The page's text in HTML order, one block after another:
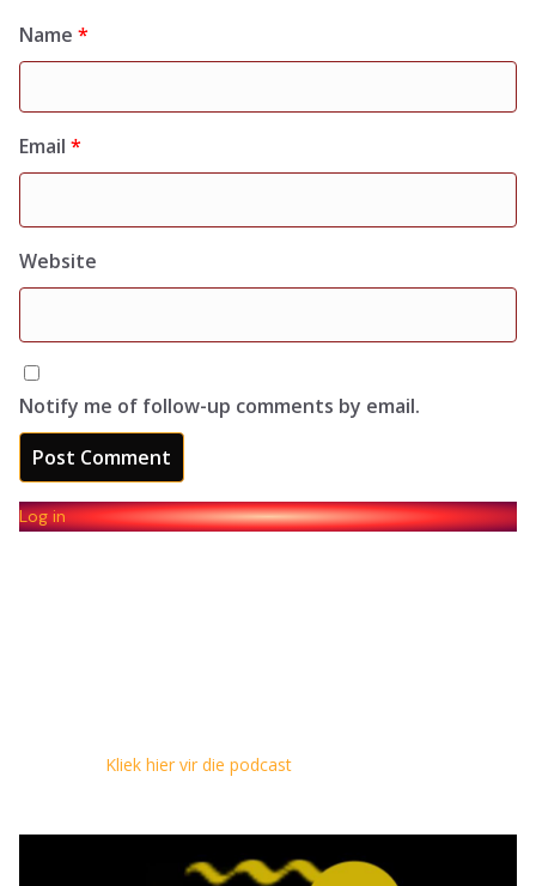
Name *
Email *
Website
Notify me of follow-up comments by email.
Log in
Kliek hier vir die podcast